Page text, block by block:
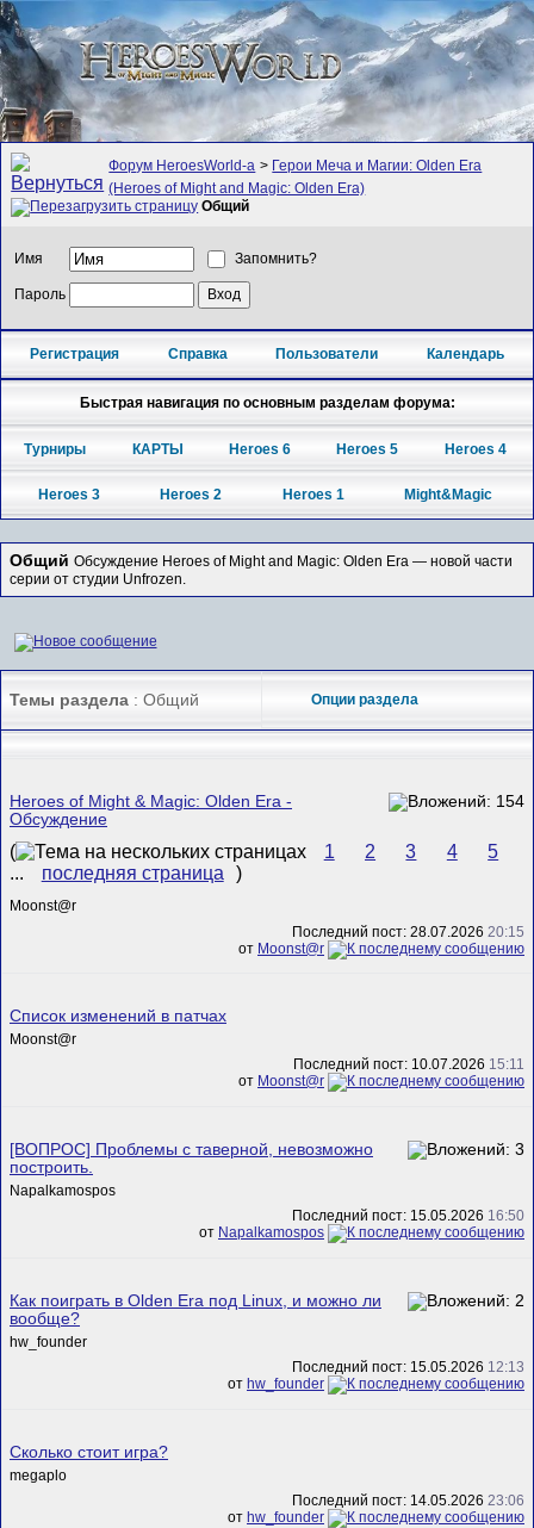
Форум HeroesWorld-а > Герои Меча и Магии: Olden Era
(Heroes of Might and Magic: Olden Era)
Общий
Имя Запомнить?
Пароль
Регистрация Справка Пользователи Календарь
Быстрая навигация по основным разделам форума:
Турниры КАРТЫ Heroes 6 Heroes 5 Heroes 4
Heroes 3 Heroes 2 Heroes 1 Might&Magic
Общий Обсуждение Heroes of Might and Magic: Olden Era — новой части
серии от студии Unfrozen.
Темы раздела : Общий Опции раздела
Heroes of Might & Magic: Olden Era -
Обсуждение
( 1 2 3 4
5
...
последняя страница )
Mооnst@r
Последний пост: 28.07.2026 20:15
от Mооnst@r
Список изменений в патчах
Mооnst@r
Последний пост: 10.07.2026 15:11
от Mооnst@r
[ВОПРОС] Проблемы с таверной, невозможно
построить.
Napalkamospos
Последний пост: 15.05.2026 16:50
от Napalkamospos
Как поиграть в Olden Era под Linux, и можно ли
вообще?
hw_founder
Последний пост: 15.05.2026 12:13
от hw_founder
Сколько стоит игра?
megaplo
Последний пост: 14.05.2026 23:06
от hw_founder